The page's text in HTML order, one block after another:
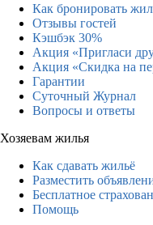
Как бронировать
Отзывы гостей
Кэшбэк 30%
Акция «Пригласи
Акция «Скидка на
Гарантии
Суточный Журнал
Вопросы и ответы
Хозяевам жилья
Как сдавать жильё
Разместить
Бесплатное
Помощь